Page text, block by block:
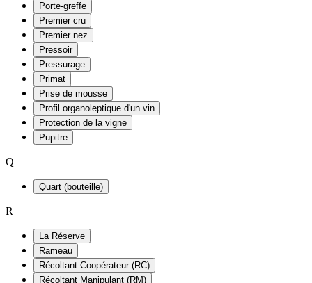
Porte-greffe
Premier cru
Premier nez
Pressoir
Pressurage
Primat
Prise de mousse
Profil organoleptique d'un vin
Protection de la vigne
Pupitre
Q
Quart (bouteille)
R
La Réserve
Rameau
Récoltant Coopérateur (RC)
Récoltant Manipulant (RM)